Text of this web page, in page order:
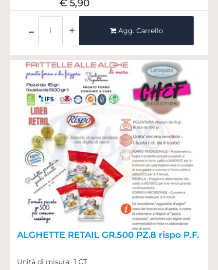
€ 5,90
Agg. Carrello
ALGHETTE RETAIL GR.500 PZ.8 rispo P.F.
Unità di misura: 1 CT